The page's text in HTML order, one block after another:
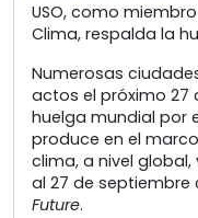
USO, como
Clima, respalda la
Numerosas
actos el próximo 27
huelga mundial por
produce en el
clima, a nivel
al 27 de
Future.